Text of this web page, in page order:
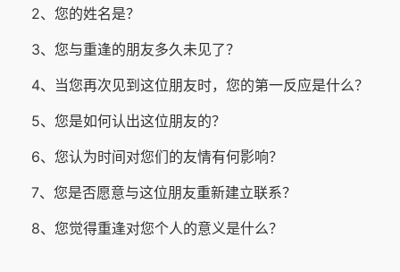
2、您的姓名是？
3、您与重逢的朋友多久未见了？
4、当您再次见到这位朋友时，您的第一反应是什么？
5、您是如何认出这位朋友的？
6、您认为时间对您们的友情有何影响？
7、您是否愿意与这位朋友重新建立联系？
8、您觉得重逢对您个人的意义是什么？